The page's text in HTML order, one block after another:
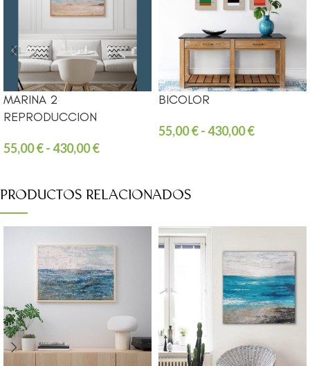
MARINA 2
REPRODUCCION
55,00€-430,00€
BICOLOR
55,00€-430,00€
PRODUCTOS RELACIONADOS